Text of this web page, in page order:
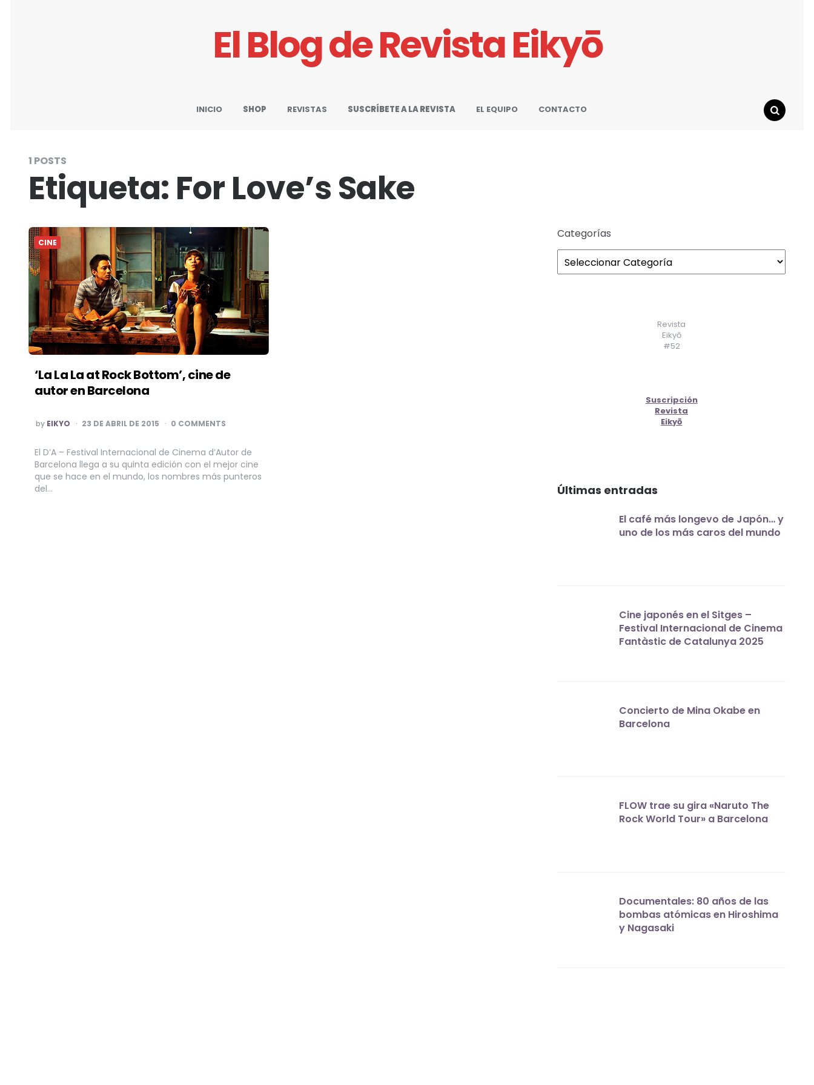
El Blog de Revista Eikyō
INICIO SHOP REVISTAS SUSCRÍBETE A LA REVISTA EL EQUIPO
CONTACTO
1 POSTS
Etiqueta: For Love’s Sake
CINE
‘La La La at Rock Bottom’, cine de
autor en Barcelona
POSTED
BY
by EIKYO 23 DE ABRIL DE 2015 0 COMMENTS
El D’A – Festival Internacional de Cinema d’Autor de
Barcelona llega a su quinta edición con el mejor cine
que se hace en el mundo, los nombres más punteros
del…
Categorías
Revista
Eikyō
#52
Suscripción
Revista
Eikyō
Últimas entradas
El café más longevo de Japón… y
uno de los más caros del mundo
Cine japonés en el Sitges –
Festival Internacional de Cinema
Fantàstic de Catalunya 2025
Concierto de Mina Okabe en
Barcelona
FLOW trae su gira «Naruto The
Rock World Tour» a Barcelona
Documentales: 80 años de las
bombas atómicas en Hiroshima
y Nagasaki